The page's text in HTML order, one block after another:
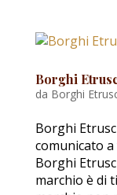
Borghi
da Borghi
Borghi
comunicato
Borghi
marchio è di